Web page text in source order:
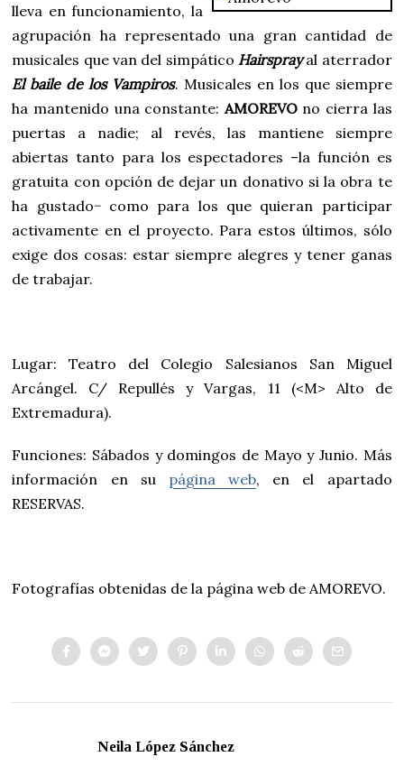
lleva en funcionamiento, la
agrupación ha representado una gran cantidad de
musicales que van del simpático Hairsprayal aterrador
El baile de los Vampiros. Musicales en los que siempre
ha mantenido una constante: AMOREVOno cierra las
puertas a nadie; al revés, las mantiene siempre
abiertas tanto para los espectadores –la función es
gratuita con opción de dejar un donativo si la obra te
ha gustado− como para los que quieran participar
activamente en el proyecto. Para estos últimos, sólo
exige dos cosas: estar siempre alegres y tener ganas
de trabajar.
Lugar: Teatro del Colegio Salesianos San Miguel
Arcángel. C/ Repullés y Vargas, 11 (<M> Alto de
Extremadura).
Funciones: Sábados y domingos de Mayo y Junio. Más
información en su página web, en el apartado
RESERVAS.
Fotografías obtenidas de la página web de AMOREVO.
Neila López Sánchez